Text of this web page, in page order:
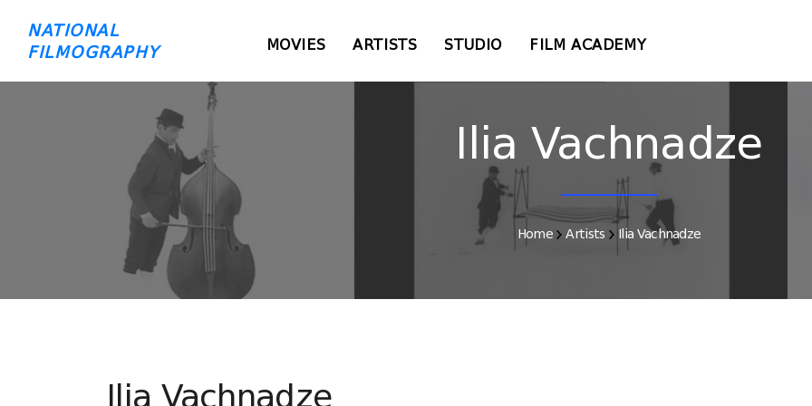
NATIONAL
FILMOGRAPHY
MOVIES ARTISTS STUDIO FILM ACADEMY
Ilia Vachnadze
Home Artists Ilia Vachnadze
Ilia Vachnadze